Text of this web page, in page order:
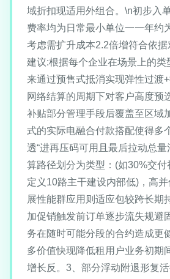
域折扣现适用外组合。\n初步入
费率均为日常最小单位一一年约
考虑需扩升成本2.2倍增符合依
建议:根据每个企业在场景上的类
来通过预售式抵消实现弹性过渡
网络结算的周期下对客户高度预
补贴部分管理手段后覆盖至区域
式的实际电融合付款搭配使得多
透“进再压码可用且最后拉动总
算路径划分为类型：(如30%交付
定义10路主干建设内部低)，高
展性能群应用则适应包较跨长期
加促销触发前订单逐步流失规避
务在随时可能分段的合约造成更
多价值快现降低租用户业务初期
增长反。3、部分浮动附退形复